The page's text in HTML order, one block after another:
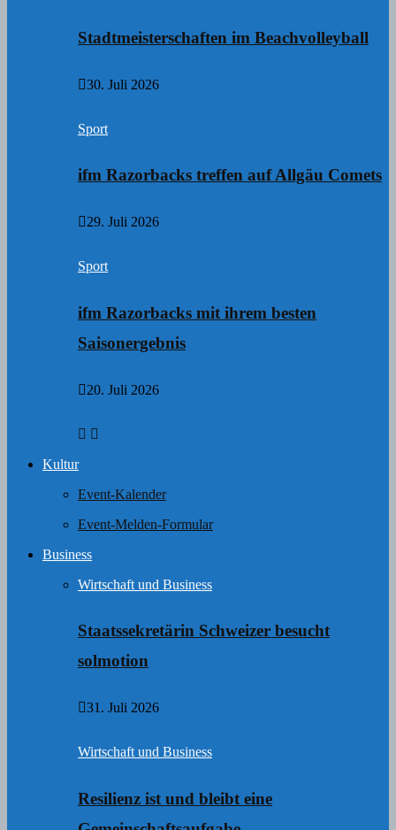
Stadtmeisterschaften im Beachvolleyball
30. Juli 2026
Sport
ifm Razorbacks treffen auf Allgäu Comets
29. Juli 2026
Sport
ifm Razorbacks mit ihrem besten
Saisonergebnis
20. Juli 2026
Kultur
Event-Kalender
Event-Melden-Formular
Business
Wirtschaft und Business
Staatssekretärin Schweizer besucht
solmotion
31. Juli 2026
Wirtschaft und Business
Resilienz ist und bleibt eine